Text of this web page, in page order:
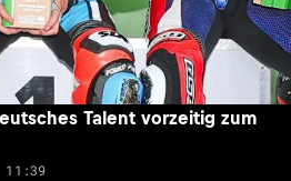
Talent vorzeitig zum